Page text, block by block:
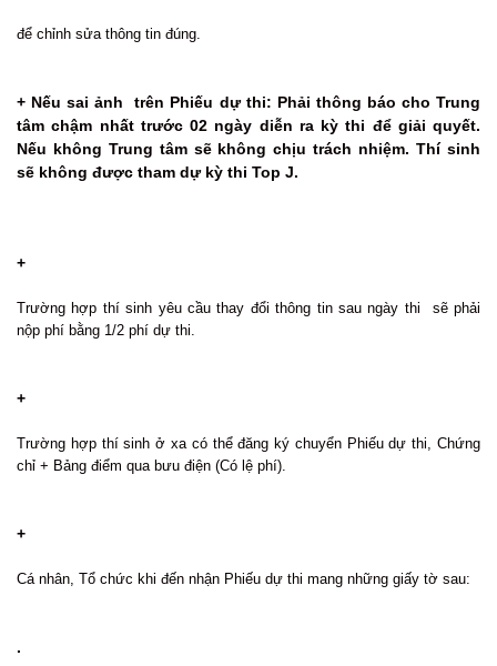
để chỉnh sửa thông tin đúng.
+ Nếu sai ảnh trên Phiếu dự thi: Phải thông báo cho Trung
tâm chậm nhất trước 02 ngày diễn ra kỳ thi để giải quyết.
Nếu không Trung tâm sẽ không chịu trách nhiệm. Thí sinh
sẽ không được tham dự kỳ thi Top J.
+
Trường hợp thí sinh yêu cầu thay đổi thông tin sau ngày thi sẽ phải
nộp phí bằng 1/2 phí dự thi.
+
Trường hợp thí sinh ở xa có thể đăng ký chuyển Phiếu dự thi, Chứng
chỉ + Bảng điểm qua bưu điện (Có lệ phí).
+
Cá nhân, Tổ chức khi đến nhận Phiếu dự thi mang những giấy tờ sau:
.